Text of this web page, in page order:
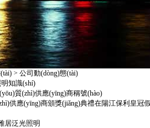
> 公司動(dòng)態(tài)
明知識(shí)
質(zhì)供應(yīng)商稱號(hào)
供應(yīng)商頒獎(jiǎng)典禮在陽江保利皇
居泛光照明